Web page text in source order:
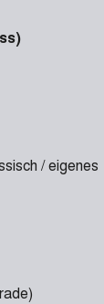
/ eigenes